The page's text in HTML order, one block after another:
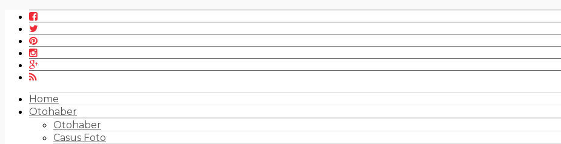
Home
Otohaber
Otohaber
Casus Foto